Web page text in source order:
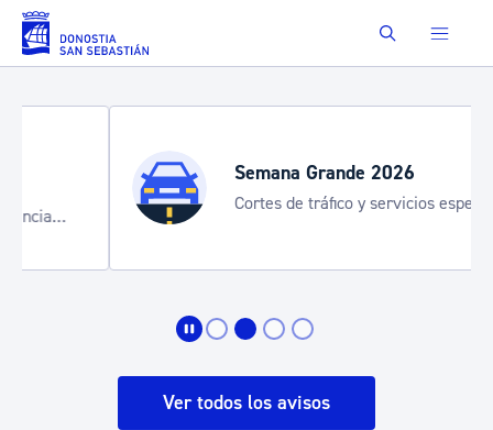
Saltar al contenido principal Buscar
Semana Grande 2026
Cortes de tráfico y servicios especiales
de transporte
Ver todos los avisos